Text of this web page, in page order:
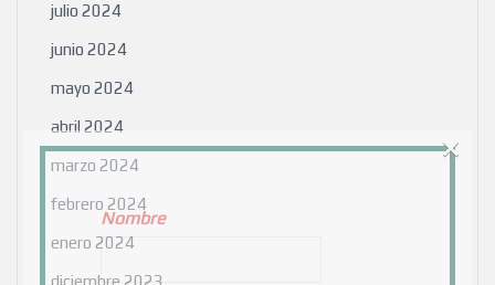
julio 2024
junio 2024
mayo 2024
abril 2024
marzo 2024
febrero 2024
enero 2024
diciembre 2023
Nombre
×